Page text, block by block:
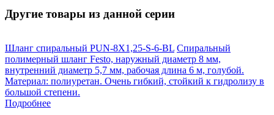
Другие товары из данной серии
Шланг спиральный PUN-8X1,25-S-6-BL Спиральный
полимерный шланг Festo, наружный диаметр 8 мм,
внутренний диаметр 5,7 мм, рабочая длина 6 м, голубой.
Материал: полиуретан. Очень гибкий, стойкий к гидролизу в
большой степени.
Подробнее